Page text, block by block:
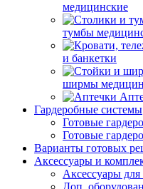
медицинские
тумбы
и банкетки
ширмы
Гардеробные системы
Готовые
Готовые
Варианты готовых
Аксессуары и
Аксессуары для
Доп.